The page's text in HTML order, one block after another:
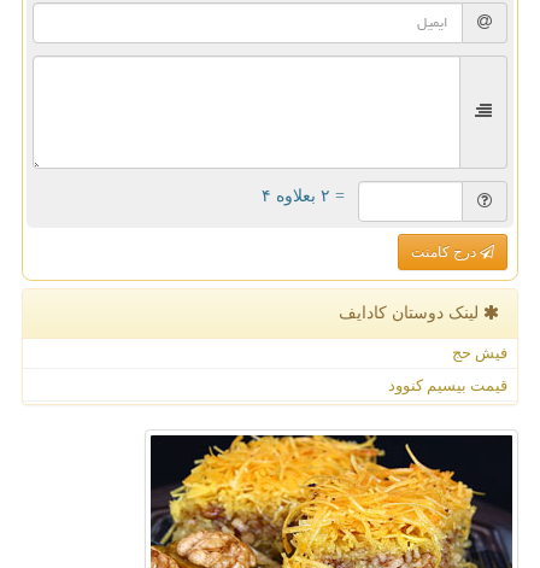
= ۲ بعلاوه ۴
درج کامنت
لینک دوستان كادایف
فیش حج
قیمت بیسیم کنوود